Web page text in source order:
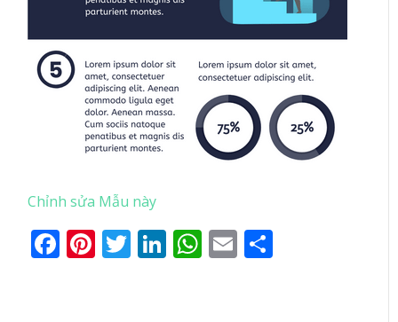
Chỉnh sửa Mẫu này
Facebook
Pinterest
Twitter
LinkedIn
WhatsApp
Email